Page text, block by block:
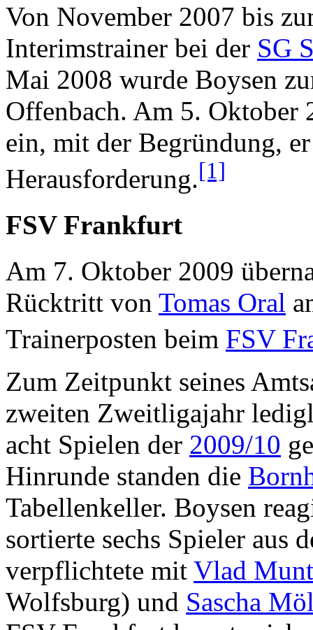
Von November 2007 bis
Interimstrainer bei der SG
Mai 2008 wurde Boysen
Offenbach. Am 5. Oktober
ein, mit der Begründung,
Herausforderung.[1]
FSV Frankfurt
Am 7. Oktober 2009
Rücktritt von Tomas Oral
Trainerposten beim FSV
Zum Zeitpunkt seines
zweiten Zweitligajahr
acht Spielen der 2009/10
Hinrunde standen die
Tabellenkeller. Boysen
sortierte sechs Spieler aus
verpflichtete mit Vlad
Wolfsburg) und Sascha